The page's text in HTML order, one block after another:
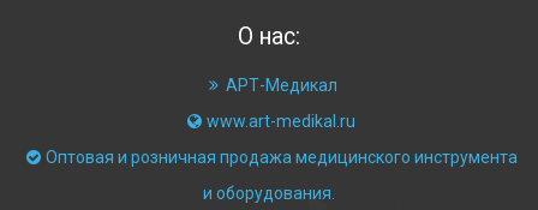
О нас:
АРТ-Медикал
www.art-medikal.ru
Оптовая и розничная продажа медицинского инструмента
и оборудования.